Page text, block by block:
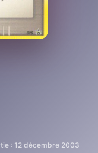
: 12 décembre 2003